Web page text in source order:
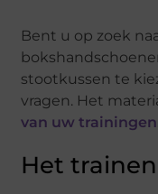
Bent u op zoek
stootkussen te
vragen. Het
van uw trainingen
Het